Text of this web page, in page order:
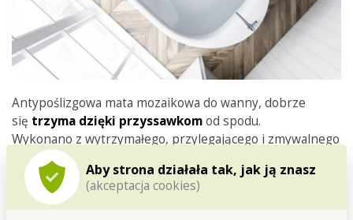
Aby strona działała tak, jak ją znasz
(akceptacja cookies)
Antypoślizgowa mata mozaikowa do wanny, dobrze
się trzyma dzięki przyssawkomod spodu.
Wykonano z wytrzymałego, przylegającego i zmywalnego
winylu.
Wymiary ok. 78 x 35 cm.